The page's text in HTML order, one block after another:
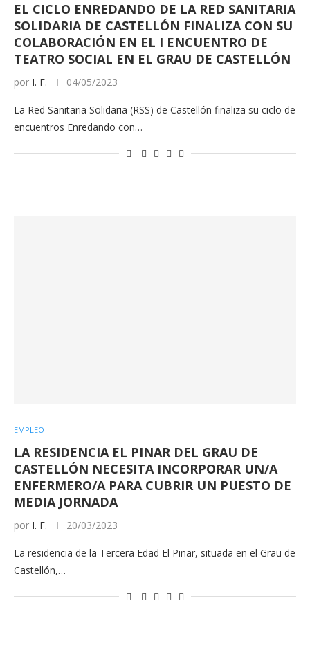
EL CICLO ENREDANDO DE LA RED SANITARIA
SOLIDARIA DE CASTELLÓN FINALIZA CON SU
COLABORACIÓN EN EL I ENCUENTRO DE
TEATRO SOCIAL EN EL GRAU DE CASTELLÓN
por I. F. 04/05/2023
La Red Sanitaria Solidaria (RSS) de Castellón finaliza su ciclo de
encuentros Enredando con…
EMPLEO
LA RESIDENCIA EL PINAR DEL GRAU DE
CASTELLÓN NECESITA INCORPORAR UN/A
ENFERMERO/A PARA CUBRIR UN PUESTO DE
MEDIA JORNADA
por I. F. 20/03/2023
La residencia de la Tercera Edad El Pinar, situada en el Grau de
Castellón,…